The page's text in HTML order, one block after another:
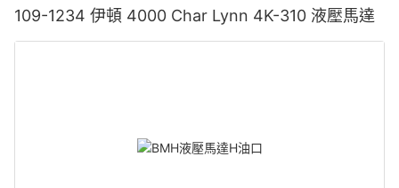
109-1234 伊頓 4000 Char Lynn 4K-310 液壓馬達